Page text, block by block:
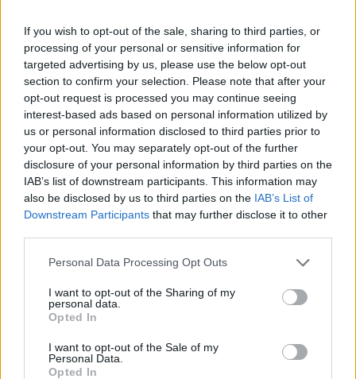
If you wish to opt-out of the sale, sharing to third parties, or
processing of your personal or sensitive information for
targeted advertising by us, please use the below opt-out
section to confirm your selection. Please note that after your
opt-out request is processed you may continue seeing
interest-based ads based on personal information utilized by
us or personal information disclosed to third parties prior to
your opt-out. You may separately opt-out of the further
disclosure of your personal information by third parties on the
IAB’s list of downstream participants. This information may
also be disclosed by us to third parties on the IAB’s List of
Downstream Participants that may further disclose it to other
Please note that this website/app uses one or more Google
not limited to your visit or usage behaviour. You may click to
grant or deny consent to Google and its third-party tags to
use your data for below specified purposes in below Google
consent section.
Personal Data Processing Opt Outs
I want to opt-out of the Sharing of my
personal data.
Opted In
I want to opt-out of the Sale of my
Personal Data.
Opted In